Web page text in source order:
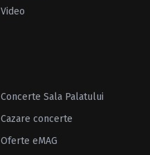
Video
Concerte Sala Palatului
Cazare concerte
Oferte eMAG